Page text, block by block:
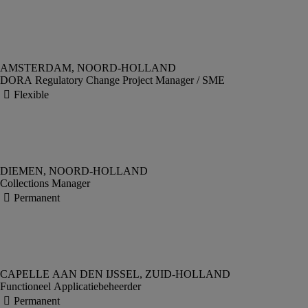
DORA Regulatory Change Project Manager / SME
Collections Manager
Functioneel Applicatiebeheerder